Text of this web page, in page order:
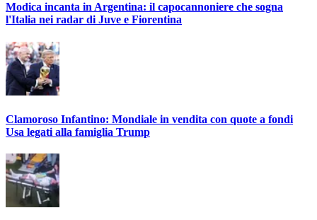
Modica incanta in Argentina: il capocannoniere che sogna
l'Italia nei radar di Juve e Fiorentina
Clamoroso Infantino: Mondiale in vendita con quote a fondi
Usa legati alla famiglia Trump